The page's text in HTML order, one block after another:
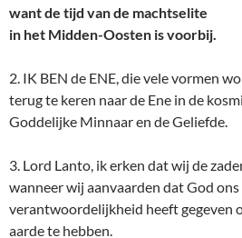
want de tijd van de machtselite
in het Midden-Oosten is voorbij.
2. IK BEN de ENE, die vele vormen
terug te keren naar de Ene in de
Goddelijke Minnaar en de Geliefde.
3. Lord Lanto, ik erken dat wij de
wanneer wij aanvaarden dat God
verantwoordelijkheid heeft gegeven
aarde te hebben.